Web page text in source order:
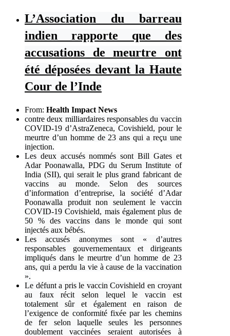
L’Association du barreau
indien rapporte que des
accusations de meurtre ont
été déposées devant la Haute
Cour de l’Inde
From: Health Impact News
contre deux milliardaires responsables du vaccin
COVID-19 d’AstraZeneca, Covishield, pour le
meurtre d’un homme de 23 ans qui a reçu une
injection.
Les deux accusés nommés sont Bill Gates et
Adar Poonawalla, PDG du Serum Institute of
India (SII), qui serait le plus grand fabricant de
vaccins au monde. Selon des sources
d’information d’entreprise, la société d’Adar
Poonawalla produit non seulement le vaccin
COVID-19 Covishield, mais également plus de
50 % des vaccins dans le monde qui sont
injectés aux bébés.
Les accusés anonymes sont « d’autres
responsables gouvernementaux et dirigeants
impliqués dans le meurtre d’un homme de 23
ans, qui a perdu la vie à cause de la vaccination
».
Le défunt a pris le vaccin Covishield en croyant
au faux récit selon lequel le vaccin est
totalement sûr et également en raison de
l’exigence de conformité fixée par les chemins
de fer selon laquelle seules les personnes
doublement vaccinées seraient autorisées à